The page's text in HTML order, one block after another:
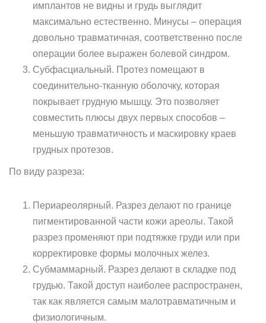
имплантов не видны и грудь выглядит
максимально естественно. Минусы – операция
довольно травматичная, соответственно после
операции более выражен болевой синдром.
Субфасциальный. Протез помещают в
соединительно-тканную оболочку, которая
покрывает грудную мышцу. Это позволяет
совместить плюсы двух первых способов –
меньшую травматичность и маскировку краев
грудных протезов.
По виду разреза:
Периареолярный. Разрез делают по границе
пигментированной части кожи ареолы. Такой
разрез променяют при подтяжке груди или при
корректировке формы молочных желез.
Субмаммарный. Разрез делают в складке под
грудью. Такой доступ наиболее распространен,
так как является самым малотравматичным и
физиологичным.